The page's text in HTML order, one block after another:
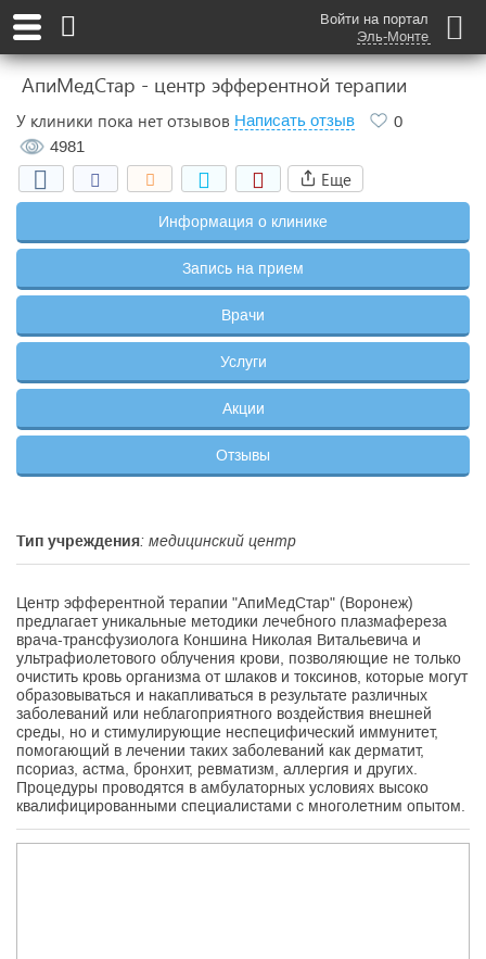
Войти на портал
Эль-Монте
АпиМедСтар - центр эфферентной терапии
У клиники пока нет отзывов Написать отзыв
0
4981
Еще
Информация о клинике
Запись на прием
Врачи
Услуги
Акции
Отзывы
Тип учреждения: медицинский центр
Центр эфферентной терапии "АпиМедСтар" (Воронеж)
предлагает уникальные методики лечебного плазмафереза
врача-трансфузиолога Коншина Николая Витальевича и
ультрафиолетового облучения крови, позволяющие не только
очистить кровь организма от шлаков и токсинов, которые могут
образовываться и накапливаться в результате различных
заболеваний или неблагоприятного воздействия внешней
среды, но и стимулирующие неспецифический иммунитет,
помогающий в лечении таких заболеваний как дерматит,
псориаз, астма, бронхит, ревматизм, аллергия и других.
Процедуры проводятся в амбулаторных условиях высоко
квалифицированными специалистами с многолетним опытом.